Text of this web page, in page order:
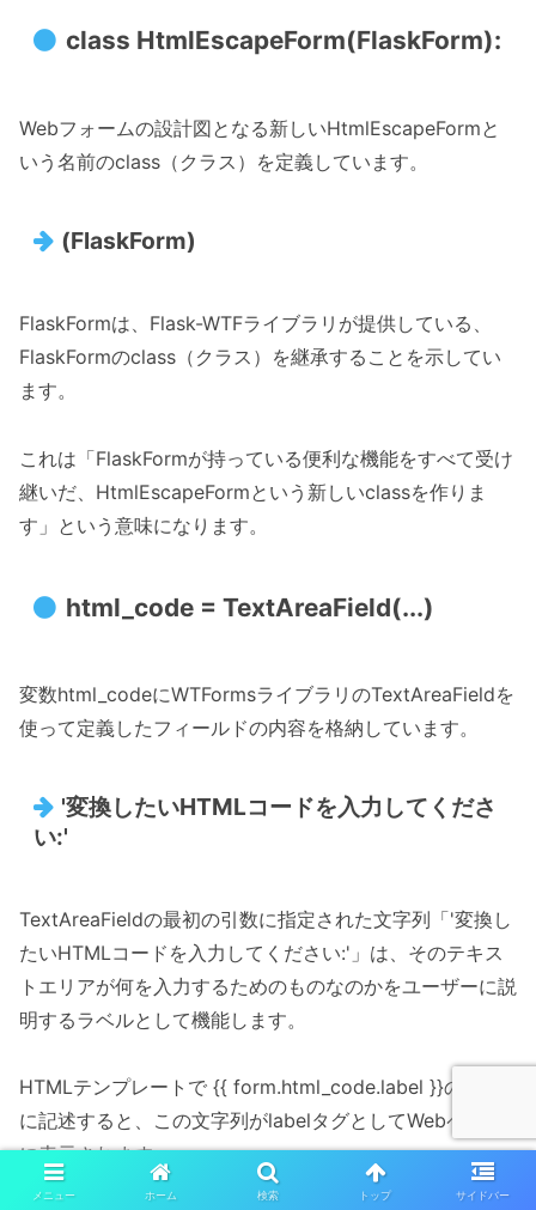
class HtmlEscapeForm(FlaskForm):
Webフォームの設計図となる新しいHtmlEscapeFormと
いう名前のclass（クラス）を定義しています。
(FlaskForm)
FlaskFormは、Flask-WTFライブラリが提供している、
FlaskFormのclass（クラス）を継承することを示してい
ます。
これは「FlaskFormが持っている便利な機能をすべて受け
継いだ、HtmlEscapeFormという新しいclassを作りま
す」という意味になります。
html_code = TextAreaField(...)
変数html_codeにWTFormsライブラリのTextAreaFieldを
使って定義したフィールドの内容を格納しています。
'変換したいHTMLコードを入力してくださ
い:'
TextAreaFieldの最初の引数に指定された文字列「'変換し
たいHTMLコードを入力してください:'」は、そのテキス
トエリアが何を入力するためのものなのかをユーザーに説
明するラベルとして機能します。
HTMLテンプレートで {{ form.html_code.label }}のよう
に記述すると、この文字列がlabelタグとしてWebページ
に表示されます。
メニュー ホーム 検索 トップ サイドバー